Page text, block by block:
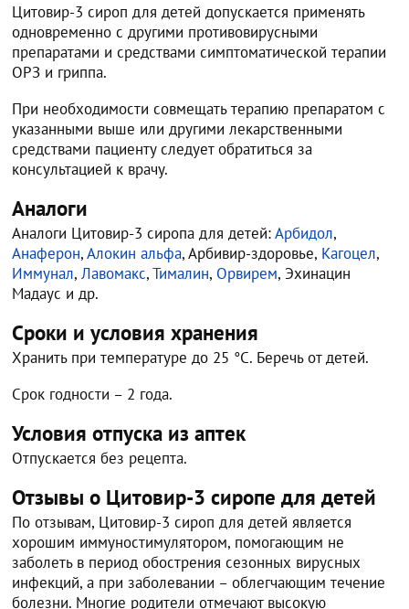
Цитовир-3 сироп для детей допускается применять
одновременно с другими противовирусными
препаратами и средствами симптоматической терапии
ОРЗ и гриппа.
При необходимости совмещать терапию препаратом с
указанными выше или другими лекарственными
средствами пациенту следует обратиться за
консультацией к врачу.
Аналоги
Аналоги Цитовир-3 сиропа для детей:Арбидол,
Анаферон,Алокин альфа, Арбивир-здоровье, Кагоцел,
Иммунал,Лавомакс,Тималин, Орвирем, Эхинацин
Мадаус и др.
Сроки и условия хранения
Хранить при температуре до 25 °С. Беречь от детей.
Срок годности – 2 года.
Условия отпуска из аптек
Отпускается без рецепта.
Отзывы о Цитовир-3 сиропе для детей
По отзывам, Цитовир-3 сироп для детей является
хорошим иммуностимулятором, помогающим не
заболеть в период обострения сезонных вирусных
инфекций, а при заболевании – облегчающим течение
болезни. Многие родители отмечают высокую